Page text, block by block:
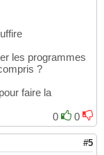
les programmes
?
faire la
0
0
#5